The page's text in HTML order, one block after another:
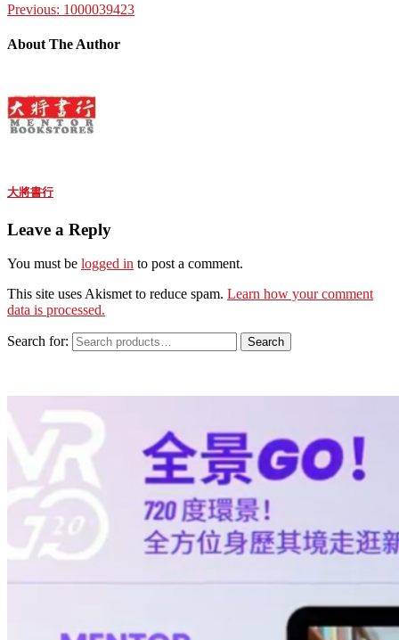
Previous: 1000039423
About The Author
大將書行
Leave a Reply
You must be logged in to post a comment.
This site uses Akismet to reduce spam. Learn how your comment
data is processed.
Search for: Search